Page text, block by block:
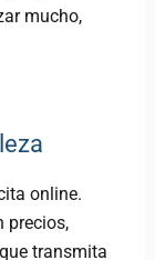
mucho,
online.
precios,
transmita